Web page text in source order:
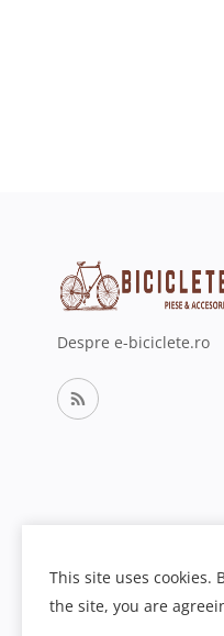
Despre e-biciclete.ro
This site uses cookies.
the site, you are